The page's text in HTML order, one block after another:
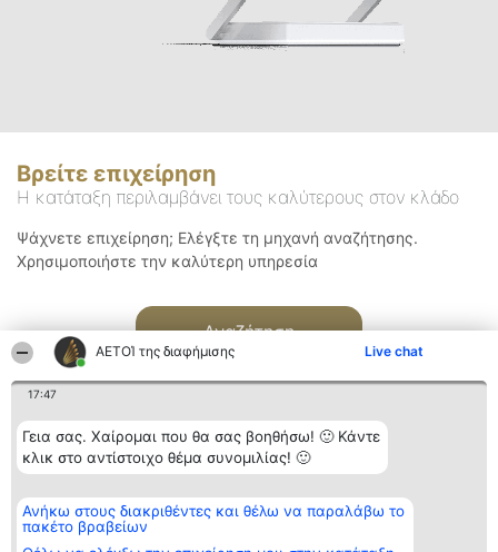
ΑΕΤΟΊ της διαφήμισης Live chat
17:47
Γεια σας. Χαίρομαι που θα σας βοηθήσω! 🙂 Κάντε
κλικ στο αντίστοιχο θέμα συνομιλίας! 🙂
Ανήκω στους διακριθέντες και θέλω να παραλάβω το
πακέτο βραβείων
Βρείτε επιχείρηση
Η κατάταξη περιλαμβάνει τους καλύτερους στον κλάδο
Ψάχνετε επιχείρηση; Ελέγξτε τη μηχανή αναζήτησης.
Χρησιμοποιήστε την καλύτερη υπηρεσία
Αναζήτηση
Διοργανωτής της
κατάταξης
BEAUTIFUL COMPANY
Κατάταξη
Διακριθέντες
των
Επικοινωνία
Επικοινωνία